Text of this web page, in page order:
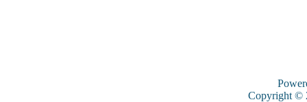
Copyright ©